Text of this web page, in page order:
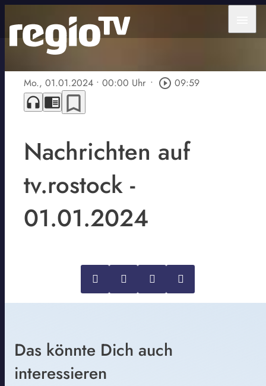
Mo., 01.01.2024 • 00:00 Uhr • play_circle_outline 09:59
headphones chrome_reader_mode bookmark_border
Nachrichten auf
tv.rostock -
01.01.2024
Das könnte Dich auch
interessieren